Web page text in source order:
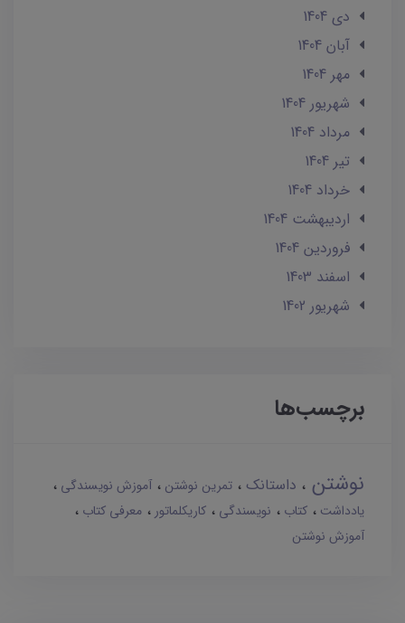
دی 1404
آبان 1404
مهر 1404
شهریور 1404
مرداد 1404
تير 1404
خرداد 1404
ارديبهشت 1404
فروردین 1404
اسفند 1403
شهریور 1402
برچسب‌ها
نوشتن داستانک تمرین نوشتن
آموزش نویسندگی
یادداشت
کتاب نویسندگی کاریکلماتور
معرفی کتاب
آموزش نوشتن